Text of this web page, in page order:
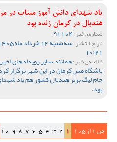
یاد شهدای دانش آموز میناب در
هندبال در کرمان زنده بود
شماره‌ی خبر :
تاریخ انتشار :
10:21
خلاصه‌ی خبر :همانند سایر رویدادهای
باشگاه مس کرمان در این شهر برگزار
جام لیگ برتر هندبال کشور هم یاد
بود.
ص 1 از 105 1
2
3
4
5
6
7
8
9
10